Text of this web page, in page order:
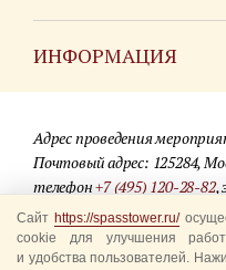
ИНФОРМАЦИЯ
Для СМИ
Где купить билеты
Акции
Адрес проведения
Почтовый адрес: 125284,
телефон+7 (495) 120-28-82,
info@spasstower.ru
© 2009-2025 Официальный
Сайт https://spasstower.ru/
cookie для улучшения
и удобства пользователей.